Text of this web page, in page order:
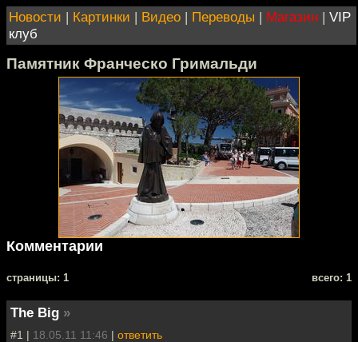
Новости | Картинки | Видео | Переводы | Магазин | VIP
клуб
Памятник Франческо Гримальди
Комментарии
cтраницы: 1 всего: 1
The Big »
#1 | 18.05.11 11:46 | ответить